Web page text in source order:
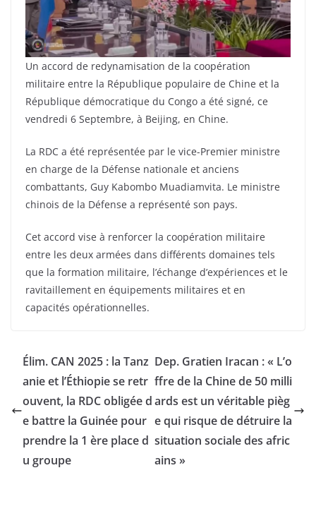
Un accord de redynamisation de la coopération
militaire entre la République populaire de Chine et la
République démocratique du Congo a été signé, ce
vendredi 6 Septembre, à Beijing, en Chine.
La RDC a été représentée par le vice-Premier ministre
en charge de la Défense nationale et anciens
combattants, Guy Kabombo Muadiamvita. Le ministre
chinois de la Défense a représenté son pays.
Cet accord vise à renforcer la coopération militaire
entre les deux armées dans différents domaines tels
que la formation militaire, l’échange d’expériences et le
ravitaillement en équipements militaires et en
capacités opérationnelles.
Élim. CAN 2025 : la Tanz
anie et l’Éthiopie se retr
ouvent, la RDC obligée d
e battre la Guinée pour
prendre la 1 ère place d
u groupe
Dep. Gratien Iracan : « L’o
ffre de la Chine de 50 milli
ards est un véritable pièg
e qui risque de détruire la
situation sociale des afric
ains »